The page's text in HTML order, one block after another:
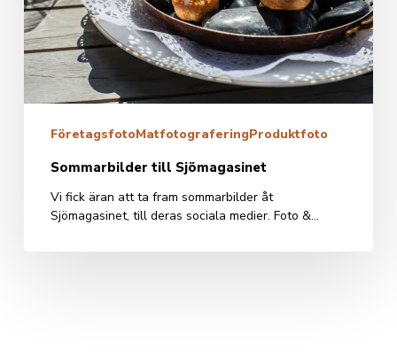
FöretagsfotoMatfotograferingProduktfoto
Sommarbilder till Sjömagasinet
Vi fick äran att ta fram sommarbilder åt
Sjömagasinet, till deras sociala medier. Foto &…